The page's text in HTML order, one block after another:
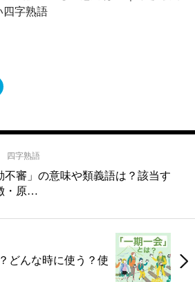
四字熟語
四字熟語
不審」の意味や類義語は？該当す
・原…
どんな時に使う？使